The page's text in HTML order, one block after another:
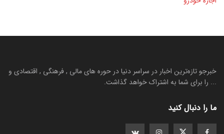
خبرجو تازه‌ترین اخبار در سراسر دنیا در حوره های مالی , فرهنگی , اقتصادی و
... را برای شما به اشتراک خواهد گذاشت.
ما را دنبال کنید